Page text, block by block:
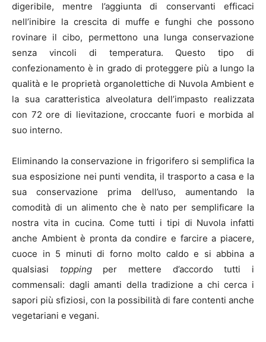
digeribile, mentre l’aggiunta di conservanti efficaci
nell’inibire la crescita di muffe e funghi che possono
rovinare il cibo, permettono una lunga conservazione
senza vincoli di temperatura. Questo tipo di
confezionamento è in grado di proteggere più a lungo la
qualità e le proprietà organolettiche di Nuvola Ambient e
la sua caratteristica alveolatura dell’impasto realizzata
con 72 ore di lievitazione, croccante fuori e morbida al
suo interno.
Eliminando la conservazione in frigorifero si semplifica la
sua esposizione nei punti vendita, il trasporto a casa e la
sua conservazione prima dell’uso, aumentando la
comodità di un alimento che è nato per semplificare la
nostra vita in cucina. Come tutti i tipi di Nuvola infatti
anche Ambient è pronta da condire e farcire a piacere,
cuoce in 5 minuti di forno molto caldo e si abbina a
qualsiasi toppingper mettere d’accordo tutti i
commensali: dagli amanti della tradizione a chi cerca i
sapori più sfiziosi, con la possibilità di fare contenti anche
vegetariani e vegani.